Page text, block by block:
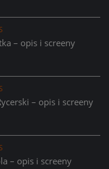
– opis i screeny
– opis i screeny
– opis i screeny